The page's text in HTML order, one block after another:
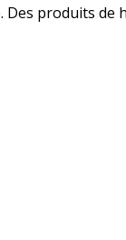
produits de